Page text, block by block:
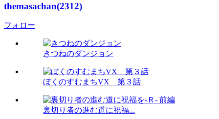
themasachan(2312)
フォロー
きつねのダンジョン
ぼくのすむまちVX 第３話
裏切り者の進む道に祝福...